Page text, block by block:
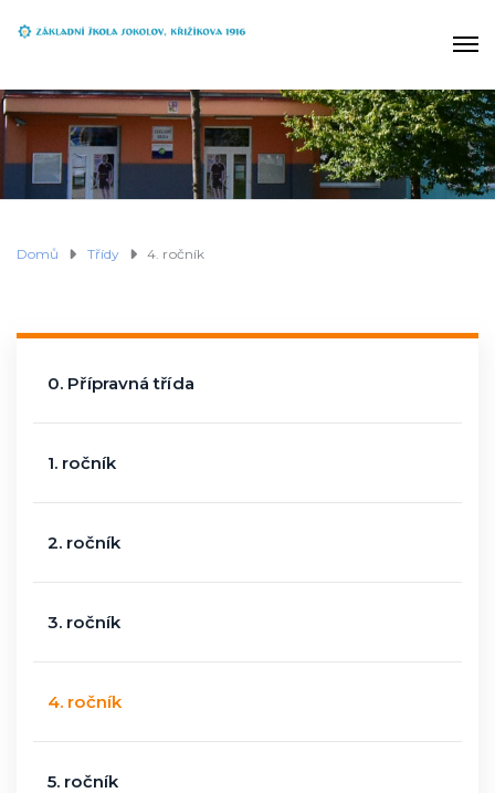
Domů Třídy 4. ročník
0. Přípravná třída
1. ročník
2. ročník
3. ročník
4. ročník
5. ročník